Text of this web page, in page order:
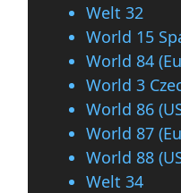
Welt 32
World 15
World 84
World 3
World 86
World 87
World 88
Welt 34